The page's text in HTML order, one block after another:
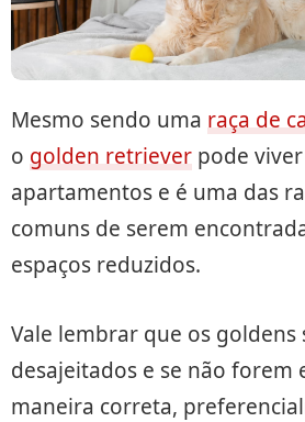
Mesmo sendo uma raça de
o golden retriever pode
apartamentos e é uma das
comuns de serem
espaços reduzidos.
Vale lembrar que os goldens
desajeitados e se não forem
maneira correta,